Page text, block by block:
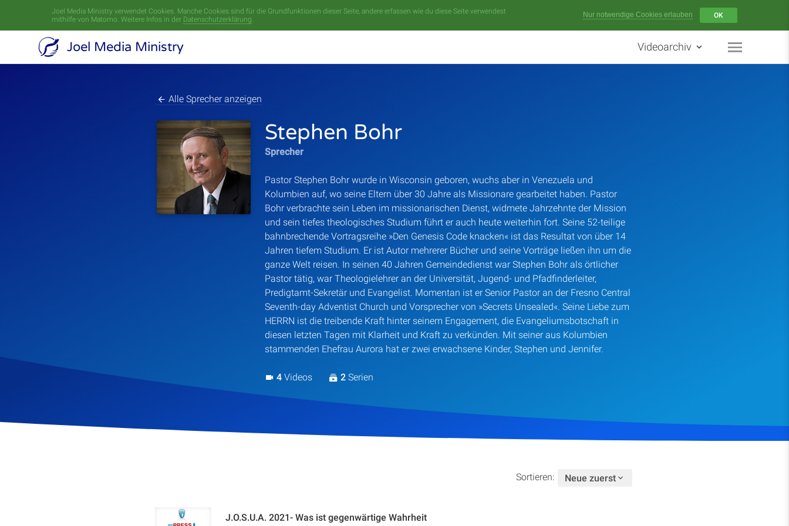
Joel Media Ministry verwendet Cookies. Manche Cookies sind für die Grundfunktionen dieser Seite, andere erfassen wie du diese Seite verwendest
mithilfe von Matomo. Weitere Infos in der Datenschutzerklärung.
Nur notwendige Cookies erlauben OK
Joel Media Ministry Videoarchiv
Alle Sprecher anzeigen
Stephen Bohr
Sprecher
Pastor Stephen Bohr wurde in Wisconsin geboren, wuchs aber in Venezuela und
Kolumbien auf, wo seine Eltern über 30 Jahre als Missionare gearbeitet haben. Pastor
Bohr verbrachte sein Leben im missionarischen Dienst, widmete Jahrzehnte der Mission
und sein tiefes theologisches Studium führt er auch heute weiterhin fort. Seine 52-teilige
bahnbrechende Vortragsreihe »Den Genesis Code knacken« ist das Resultat von über 14
Jahren tiefem Studium. Er ist Autor mehrerer Bücher und seine Vorträge ließen ihn um die
ganze Welt reisen. In seinen 40 Jahren Gemeindedienst war Stephen Bohr als örtlicher
Pastor tätig, war Theologielehrer an der Universität, Jugend- und Pfadfinderleiter,
Predigtamt-Sekretär und Evangelist. Momentan ist er Senior Pastor an der Fresno Central
Seventh-day Adventist Church und Vorsprecher von »Secrets Unsealed«. Seine Liebe zum
HERRN ist die treibende Kraft hinter seinem Engagement, die Evangeliumsbotschaft in
diesen letzten Tagen mit Klarheit und Kraft zu verkünden. Mit seiner aus Kolumbien
stammenden Ehefrau Aurora hat er zwei erwachsene Kinder, Stephen und Jennifer.
4Videos 2Serien
Sortieren: Neue zuerst
J.O.S.U.A. 2021- Was ist gegenwärtige Wahrheit
Menü